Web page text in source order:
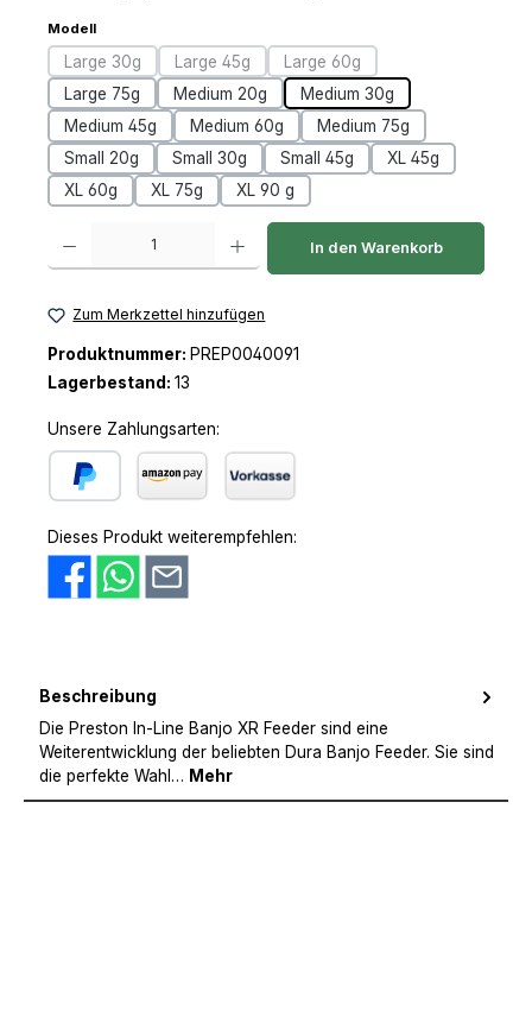
Modellauswählen
Large 30g(Diese Option ist zurzeit nicht verfügbar.)
Large 45g(Diese Option ist zurzeit nicht verfügbar.)
Large 60g(Diese Option ist zurzeit nicht
Large 75g Medium 20g
Medium 30g
Medium 45g
Medium 60g
Medium 75g
Small 20g
Small 30g Small 45g
XL 45g
XL 60g
XL 75g XL 90 g
Produkt Anzahl: Gib den gewünschten Wert ein oder benutze die
In den Warenkorb
Zum Merkzettel hinzufügen
Produktnummer: PREP0040091
Lagerbestand: 13
Unsere Zahlungsarten:
Dieses Produkt weiterempfehlen:
Beschreibung
Die Preston In-Line Banjo XR Feeder sind eine
Weiterentwicklung der beliebten Dura Banjo Feeder. Sie sind
die perfekte Wahl… Mehr